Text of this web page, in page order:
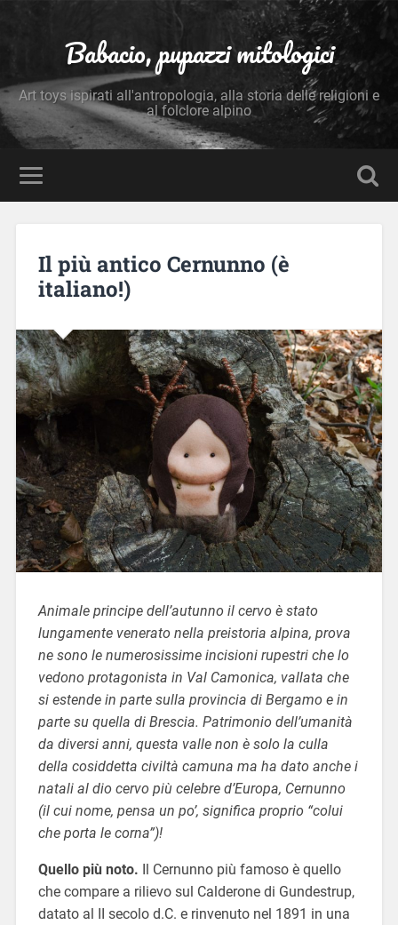
Babacio, pupazzi mitologici
Art toys ispirati all'antropologia, alla storia delle religioni e
al folclore alpino
Il più antico Cernunno (è
italiano!)
Animale principe dell’autunno il cervo è stato
lungamente venerato nella preistoria alpina, prova
ne sono le numerosissime incisioni rupestri che lo
vedono protagonista in Val Camonica, vallata che
si estende in parte sulla provincia di Bergamo e in
parte su quella di Brescia. Patrimonio dell’umanità
da diversi anni, questa valle non è solo la culla
della cosiddetta civiltà camuna ma ha dato anche i
natali al dio cervo più celebre d’Europa, Cernunno
(il cui nome, pensa un po’, significa proprio “colui
che porta le corna”)!
Quello più noto. Il Cernunno più famoso è quello
che compare a rilievo sul Calderone di Gundestrup,
datato al II secolo d.C. e rinvenuto nel 1891 in una